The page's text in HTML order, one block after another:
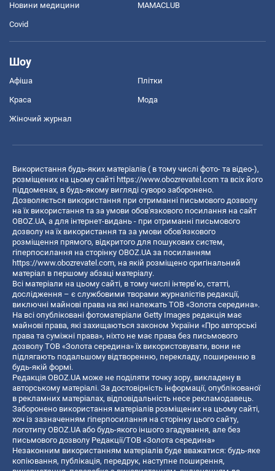
Новини медицини MAMACLUB
Covid
Шоу
Афіша Плітки
Краса Мода
Жіночий журнал
Використання будь-яких матеріалів ( в тому числі фото- та відео-),
розміщених на цьому сайті https://www.obozrevatel.com та всіх його
піддоменах, в будь-якому вигляді суворо заборонено.
Дозволяється використання при отриманні письмового дозволу
на їх використання та за умови обов'язкового посилання на сайт
OBOZ.UA, а для інтернет-видань - при отриманні письмового
дозволу на їх використання та за умови обов'язкового
розміщення прямого, відкритого для пошукових систем,
гіперпосилання на сторінку OBOZ.UA за посиланням
https://www.obozrevatel.com, на якій розміщено оригінальний
матеріал в першому абзаці матеріалу.
Всі матеріали на цьому сайті, в тому числі інтерв’ю, статті,
дослідження – є службовими творами журналістів редакції,
виключні майнові права на які належать ТОВ «Золота середина».
На всі опубліковані фотоматеріали Getty Images редакція має
майнові права, які захищаються законом України «Про авторські
права та суміжні права», ніхто не має права без письмового
дозволу ТОВ «Золота середина» їх використовувати, вони не
підлягають подальшому відтворенню, перекладу, поширенню в
будь-якій формі.
Редакція OBOZ.UA може не поділяти точку зору, викладену в
авторському матеріалі. За достовірність інформації, опублікованої
в рекламних матеріалах, відповідальність несе рекламодавець.
Заборонено використання матеріалів розміщених на цьому сайті,
хоч із зазначенням гіперпосилання на сторінку цього сайту,
логотипу OBOZ.UA або будь-якого іншого згадування, але без
письмового дозволу Редакції/ТОВ «Золота середина»
Незаконним використанням матеріалів буде вважатися: будь-яке
копiювання, публiкацiя, передрук, наступне поширення,